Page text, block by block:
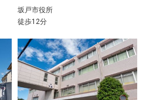
坂戸市役所
徒歩12分